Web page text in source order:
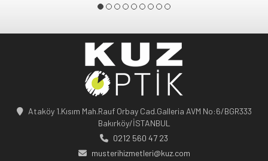
Ataköy 1.Kısım Mah.Rauf Orbay Cad.Galleria AVM No:6/BGR333
Bakırköy/İSTANBUL
0212 560 47 23
musterihizmetleri@kuz.com